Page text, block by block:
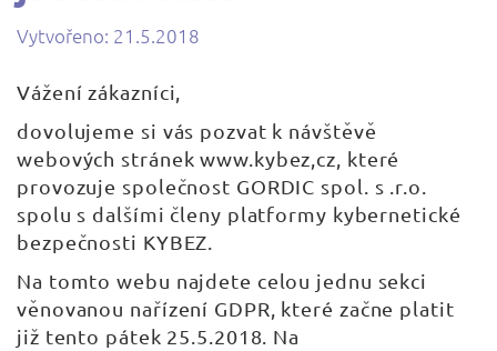
Vytvořeno: 21.5.2018
Vážení zákazníci,
dovolujeme si vás pozvat k návštěvě
webových stránek www.kybez,cz, které
provozuje společnost GORDIC spol. s .r.o.
spolu s dalšími členy platformy kybernetické
bezpečnosti KYBEZ.
Na tomto webu najdete celou jednu sekci
věnovanou nařízení GDPR, které začne platit
již tento pátek 25.5.2018. Na